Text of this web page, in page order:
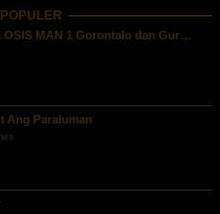
OSIS MAN 1 Gorontalo dan Gur…
Ang Paraluman